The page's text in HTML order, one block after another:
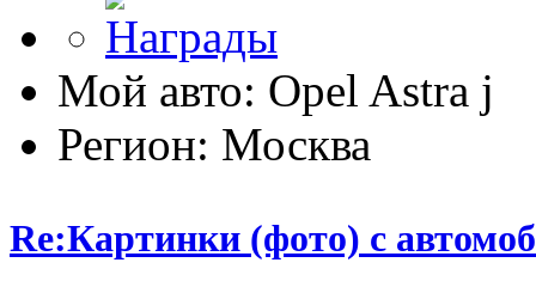
Мой авто: Opel Astra j
Регион: Москва
Re:Картинки (фото) с